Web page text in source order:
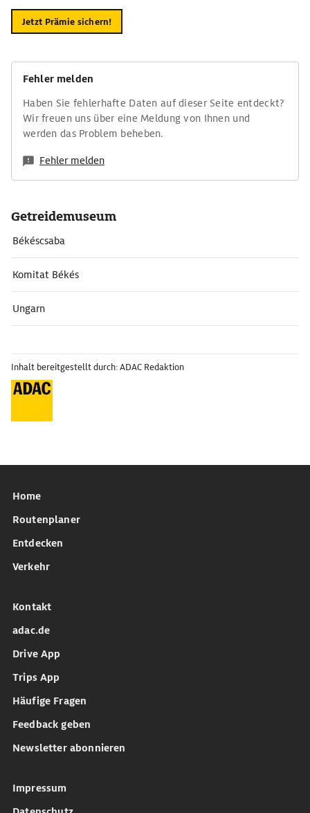
Jetzt Prämie sichern!
Fehler melden
Haben Sie fehlerhafte Daten auf dieser Seite entdeckt?
Wir freuen uns über eine Meldung von Ihnen und
werden das Problem beheben.
Fehler melden
Getreidemuseum
Békéscsaba
Komitat Békés
Ungarn
Inhalt bereitgestellt durch: ADAC Redaktion
Home
Routenplaner
Entdecken
Verkehr
Kontakt
adac.de
Drive App
Trips App
Häufige Fragen
Feedback geben
Newsletter abonnieren
Impressum